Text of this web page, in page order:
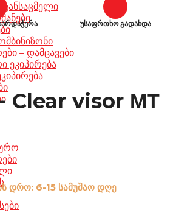
ტანსაცმელი
– დამცავები
ეკიპირება
უსაფრთხო გადახდა
Clear visor ΜΤ
დრო: 6-15 სამუშაო დღე